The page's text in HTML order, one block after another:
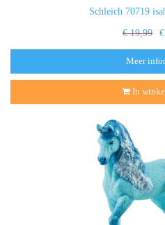
Schleich 70719
€ 19,99
Meer
In